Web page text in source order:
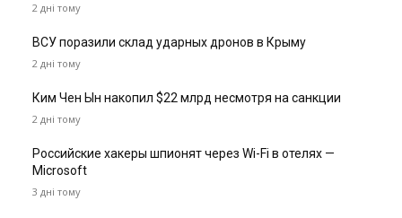
2 дні тому
ВСУ поразили склад ударных дронов в Крыму
2 дні тому
Ким Чен Ын накопил $22 млрд несмотря на санкции
2 дні тому
Российские хакеры шпионят через Wi-Fi в отелях —
Microsoft
3 дні тому